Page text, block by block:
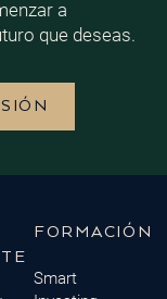
a
que deseas.
FORMACIÓN
Smart